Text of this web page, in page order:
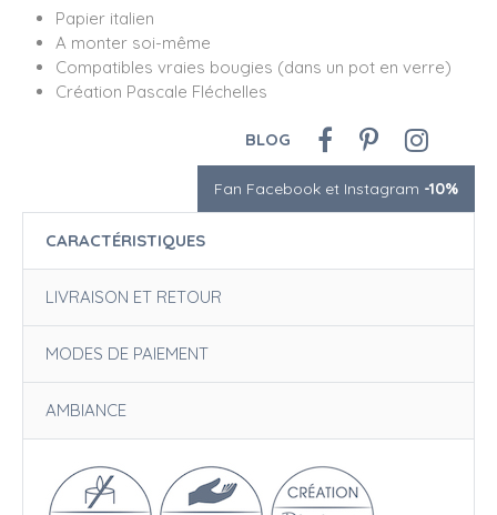
Papier italien
A monter soi-même
Compatibles vraies bougies (dans un pot en verre)
Création Pascale Fléchelles
BLOG
Fan Facebook et Instagram -10%
CARACTÉRISTIQUES
LIVRAISON ET RETOUR
MODES DE PAIEMENT
AMBIANCE